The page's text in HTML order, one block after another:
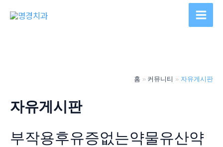
Main
홈 커뮤니티 자유게시판
자유게시판
부작용후유증없는약물유산약